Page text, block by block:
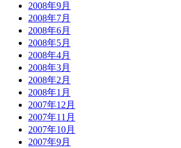
2008年9月
2008年7月
2008年6月
2008年5月
2008年4月
2008年3月
2008年2月
2008年1月
2007年12月
2007年11月
2007年10月
2007年9月